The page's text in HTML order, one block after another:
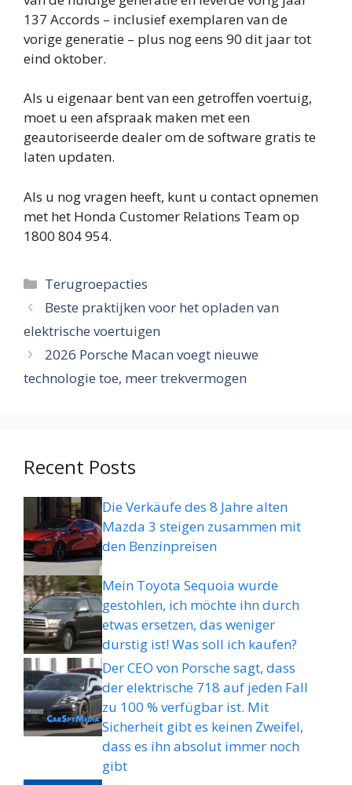
137 Accords – inclusief exemplaren van de
vorige generatie – plus nog eens 90 dit jaar tot
eind oktober.
Als u eigenaar bent van een getroffen voertuig,
moet u een afspraak maken met een
geautoriseerde dealer om de software gratis te
laten updaten.
Als u nog vragen heeft, kunt u contact opnemen
met het Honda Customer Relations Team op
1800 804 954.
Categorieën
Terugroepacties
Beste praktijken voor het opladen van
elektrische voertuigen
2026 Porsche Macan voegt nieuwe
technologie toe, meer trekvermogen
Recent Posts
Die Verkäufe des 8 Jahre alten
Mazda 3 steigen zusammen mit
den Benzinpreisen
Mein Toyota Sequoia wurde
gestohlen, ich möchte ihn durch
etwas ersetzen, das weniger
durstig ist! Was soll ich kaufen?
Der CEO von Porsche sagt, dass
der elektrische 718 auf jeden Fall
zu 100 % verfügbar ist. Mit
Sicherheit gibt es keinen Zweifel,
dass es ihn absolut immer noch
gibt